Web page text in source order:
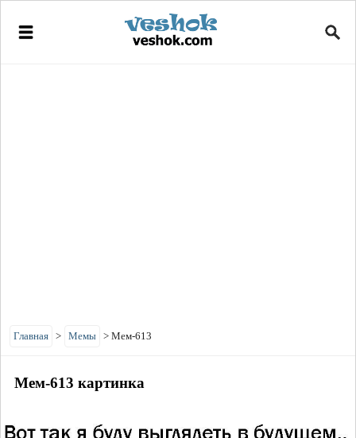
Главная > Мемы > Мем-613
Мем-613 картинка